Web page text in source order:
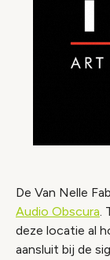
De Van Nelle
Audio Obscura.
deze locatie al
aansluit bij de